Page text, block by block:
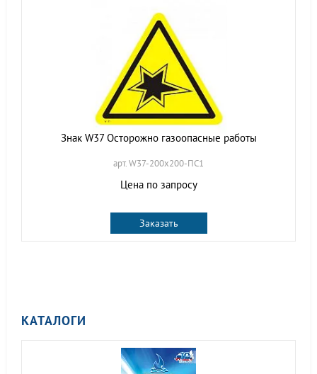
Знак W37 Осторожно газоопасные работы
арт. W37-200х200-ПС1
Цена по запросу
Заказать
КАТАЛОГИ